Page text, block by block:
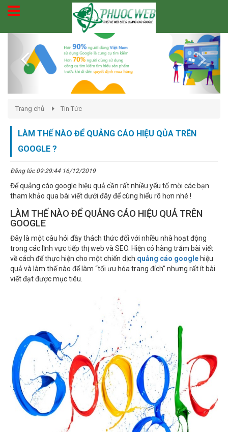
Trang chủ Tin Tức
LÀM THẾ NÀO ĐỂ QUẢNG CÁO HIỆU QỦA TRÊN
GOOGLE ?
Đăng lúc 09:29:44 16/12/2019
Để quảng cáo google hiệu quả cần rất nhiều yếu tố mời các bạn
tham khảo qua bài viết dưới đây để cùng hiểu rõ hơn nhé !
LÀM THẾ NÀO ĐỂ QUẢNG CÁO HIỆU QUẢ TRÊN
GOOGLE
Đây là một câu hỏi đầy thách thức đối với nhiều nhà hoạt động
trong các lĩnh vực tiếp thị web và SEO. Hiện có hàng trăm bài viết
về cách để thực hiện cho một chiến dịch quảng cáo google hiệu
quả và làm thế nào để làm “tối ưu hóa trang đích” nhưng rất ít bài
viết đạt được mục tiêu.